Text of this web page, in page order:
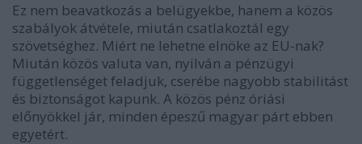
Ez nem beavatkozás a belügyekbe, hanem a közös
szabályok átvétele, miután csatlakoztál egy
szövetséghez. Miért ne lehetne elnöke az EU-nak?
Miután közös valuta van, nyilván a pénzügyi
függetlenséget feladjuk, cserébe nagyobb stabilitást
és biztonságot kapunk. A közös pénz óriási
előnyökkel jár, minden épeszű magyar párt ebben
egyetért.